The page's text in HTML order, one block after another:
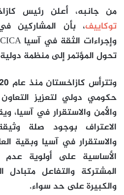
من جانبه، أعلن رئيس
توكاييف، بأن المشاركين
تحول المؤتمر إلى منظمة
حكومي دولي لتعزيز
والأمن والاستقرار في آسيا،
الاعتراف بوجود صلة
والاستقرار في آسيا وبقية
الأساسية على أولوية عدم
المشتركة والتفاعل متبادل
والكبيرة على حد سواء.